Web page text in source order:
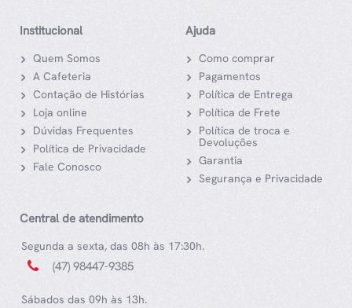
Institucional
Quem Somos
A Cafeteria
Contação de Histórias
Loja online
Dúvidas Frequentes
Política de Privacidade
Fale Conosco
Ajuda
Como comprar
Pagamentos
Política de Entrega
Política de Frete
Política de troca e
Devoluções
Garantia
Segurança e Privacidade
Central de atendimento
Segunda a sexta, das 08h às 17:30h.
(47) 98447-9385
Sábados das 09h às 13h.